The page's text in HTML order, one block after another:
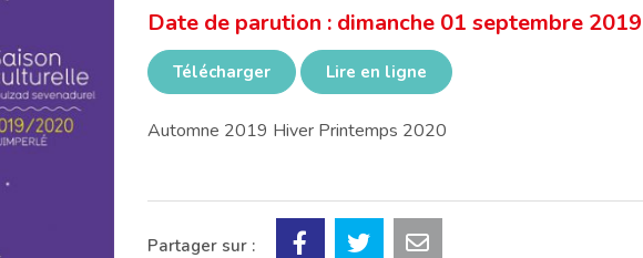
Date de parution : dimanche 01 septembre 2019
Télécharger Lire en ligne
Automne 2019 Hiver Printemps 2020
Partager sur :